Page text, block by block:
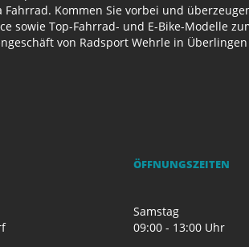
Fahrrad. Kommen Sie vorbei und
sowie Top-Fahrrad- und E-Bike-Modelle
von Radsport Wehrle in
ÖFFNUNGSZEITEN
Samstag
09:00 - 13:00 Uhr